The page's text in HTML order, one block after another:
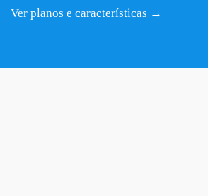
Ver planos e características →